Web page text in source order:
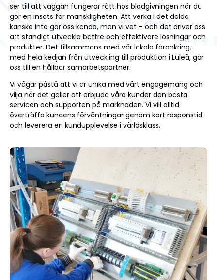
ser till att vaggan fungerar rätt hos blodgivningen när du
gör en insats för mänskligheten. Att verka i det dolda
kanske inte gör oss kända, men vi vet – och det driver oss
att ständigt utveckla bättre och effektivare lösningar och
produkter. Det tillsammans med vår lokala förankring,
med hela kedjan från utveckling till produktion i Luleå, gör
oss till en hållbar samarbetspartner.
Vi vågar påstå att vi är unika med vårt engagemang och
vilja när det gäller att erbjuda våra kunder den bästa
servicen och supporten på marknaden. Vi vill alltid
överträffa kundens förväntningar genom kort responstid
och leverera en kundupplevelse i världsklass.